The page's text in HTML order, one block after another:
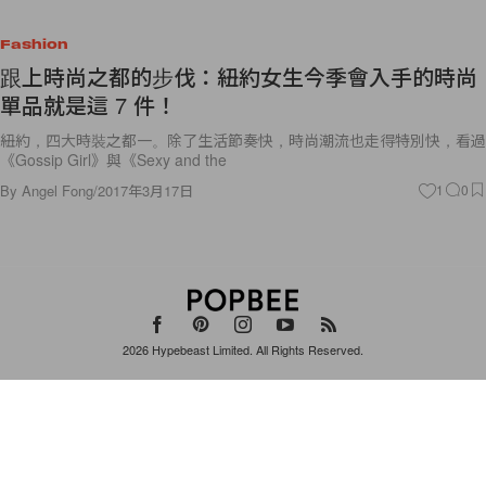
Fashion
跟上時尚之都的步伐：紐約女生今季會入手的時尚
單品就是這 7 件！
紐約，四大時裝之都一。除了生活節奏快，時尚潮流也走得特別快，看過
《Gossip Girl》與《Sexy and the
By Angel Fong/2017年3月17日 1 0
2026 Hypebeast Limited . All Rights Reserved.